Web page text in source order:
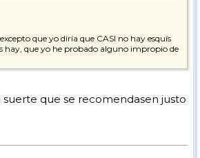
que yo diría que CASI no hay esquís
hay, que yo he probado alguno impropio de
suerte que se recomendasen justo